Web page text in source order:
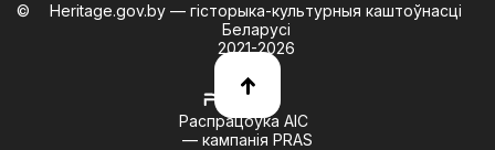
Heritage.gov.by — гісторыка-культурныя каштоўнасці
Беларусі
2021-2026
Распрацоўка АІС
— кампанія PRAS